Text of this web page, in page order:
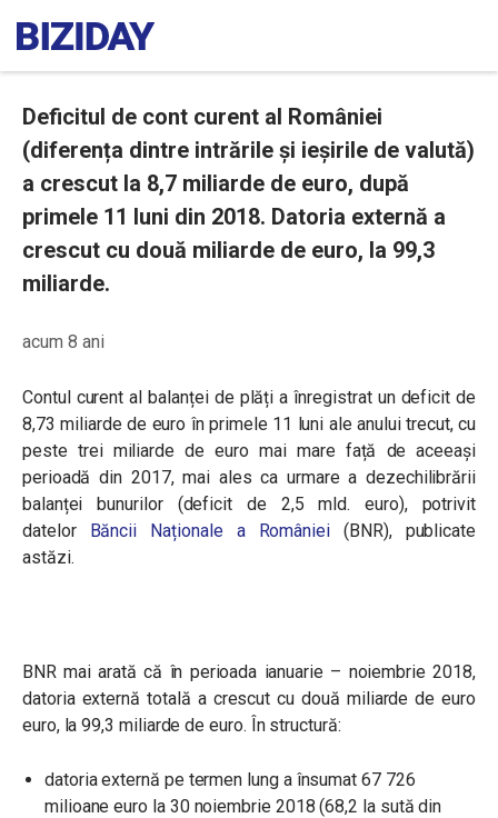
Deficitul de cont curent al României
(diferența dintre intrările și ieșirile de valută)
a crescut la 8,7 miliarde de euro, după
primele 11 luni din 2018. Datoria externă a
crescut cu două miliarde de euro, la 99,3
miliarde.
acum 8 ani
Contul curent al balanței de plăți a înregistrat un deficit de
8,73 miliarde de euro în primele 11 luni ale anului trecut, cu
peste trei miliarde de euromai mare față de aceeași
perioadă din 2017,mai ales ca urmare a dezechilibrării
balanței bunurilor (deficit de 2,5 mld. euro), potrivit
datelor Băncii Naționale a României(BNR), publicate
astăzi.
BNR mai arată că în perioada ianuarie – noiembrie 2018,
datoria externă totală a crescut cu două miliarde de euro
euro, la 99,3 miliarde de euro. În structură:
datoria externă pe termen lung a însumat 67 726
milioane euro la 30 noiembrie 2018 (68,2 la sută din